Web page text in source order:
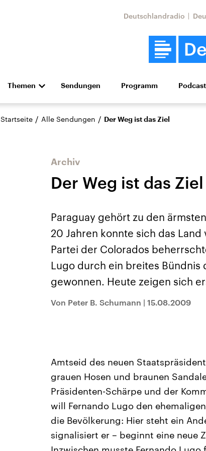
Deutschlandradio
Themen
Die Nachrichten Politik Wirtschaft Wissen
Hörspiel und Feature Musik
Aktuelle Beiträge,
Hintergründe
militärisch gehören die
den mächtigsten
großem Einfluss auf das
Aktuelle Lage und
Der Überfall der
Terrororganisation
auf Israel hat in der
Gewalt entfacht. Israel
zerstören. Diese wird wie
die Hisbollah im Libanon
Sendungen Programm
Startseite / Alle Sendungen / Der Weg ist das Ziel
Archiv
Der Weg ist das Ziel
Paraguay gehört zu den
20 Jahren konnte sich das
Partei der Colorados
Lugo durch ein breites
gewonnen. Heute zeigen sich
Von Peter B. Schumann | 15.08.2009
Amtseid des neuen
grauen Hosen und braunen
Präsidenten-Schärpe und der
will Fernando Lugo den
die Bevölkerung: Hier steht ein
signalisiert er – beginnt eine neue